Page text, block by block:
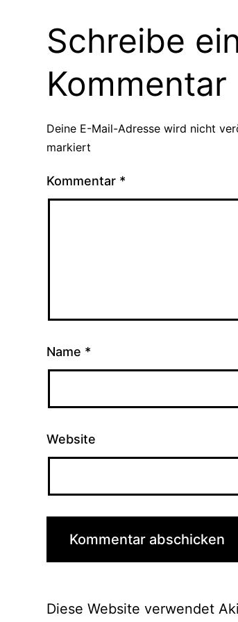
Schreibe
Kommentar
Deine E-Mail-Adresse wird nicht
markiert
Kommentar *
Name *
Website
Diese Website verwendet